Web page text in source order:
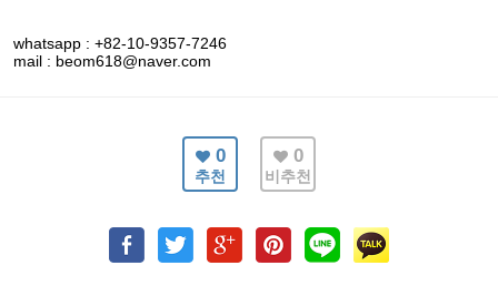
whatsapp : +82-10-9357-7246
mail : beom618@naver.com
0
추천
0
비추천